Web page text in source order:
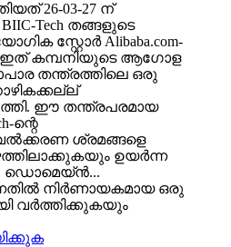
26-03-27 ന്
BIIC-Tech തങ്ങളുടെ
സ്റ്റോർ Alibaba.com-
ഇത് കമ്പനിയുടെ ആഗോള
തന്ത്രത്തിലെ ഒരു
ഈ തന്ത്രപരമായ
ന്റെ
ശ്രമങ്ങളെ
ഉയർന്ന
ഡൊമെയ്ൻ...
നിർണായകമായ ഒരു
വർത്തിക്കുകയും